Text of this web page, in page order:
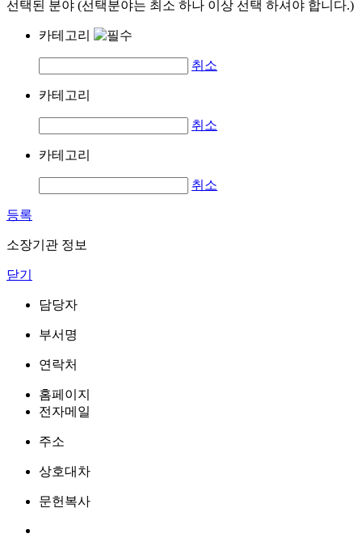
선택된 분야 (선택분야는 최소 하나 이상 선택 하셔야 합니다.)
카테고리
취소
카테고리
취소
카테고리
취소
등록
소장기관 정보
닫기
담당자
부서명
연락처
홈페이지
전자메일
주소
상호대차
문헌복사